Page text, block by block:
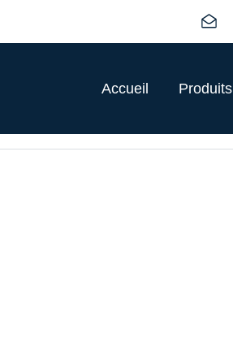
Accueil Produits